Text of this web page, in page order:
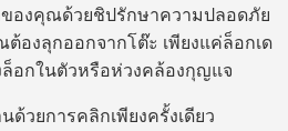
องคุณด้วยชิปรักษาความปลอดภัย
องลุกออกจากโต๊ะ เพียงแค่ล็อกเด
อกในตัวหรือห่วงคล้องกุญแจ
วยการคลิกเพียงครั้งเดียว